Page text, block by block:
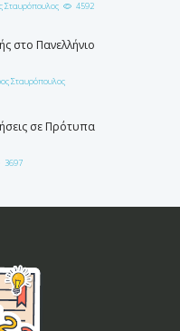
Σταυρόπουλος 4592
στο Πανελλήνιο
Σταυρόπουλος
σε Πρότυπα
3697